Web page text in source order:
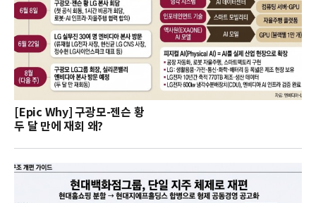
[Epic Why] 구광모-젠슨 황
두 달 만에 재회 왜?